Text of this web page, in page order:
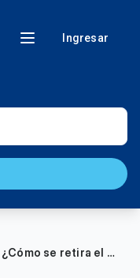
Ingresar
¿Cómo se retira el dinero de la billetera Tigo Money